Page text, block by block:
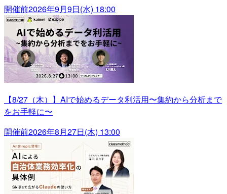
開催前2026年9月9日(水) 18:00
【8/27（木）】AIで始めるデータ利活用〜集約から分析まで
をお手軽に〜
開催前2026年8月27日(木) 13:00